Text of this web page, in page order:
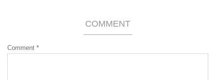
COMMENT
Comment *